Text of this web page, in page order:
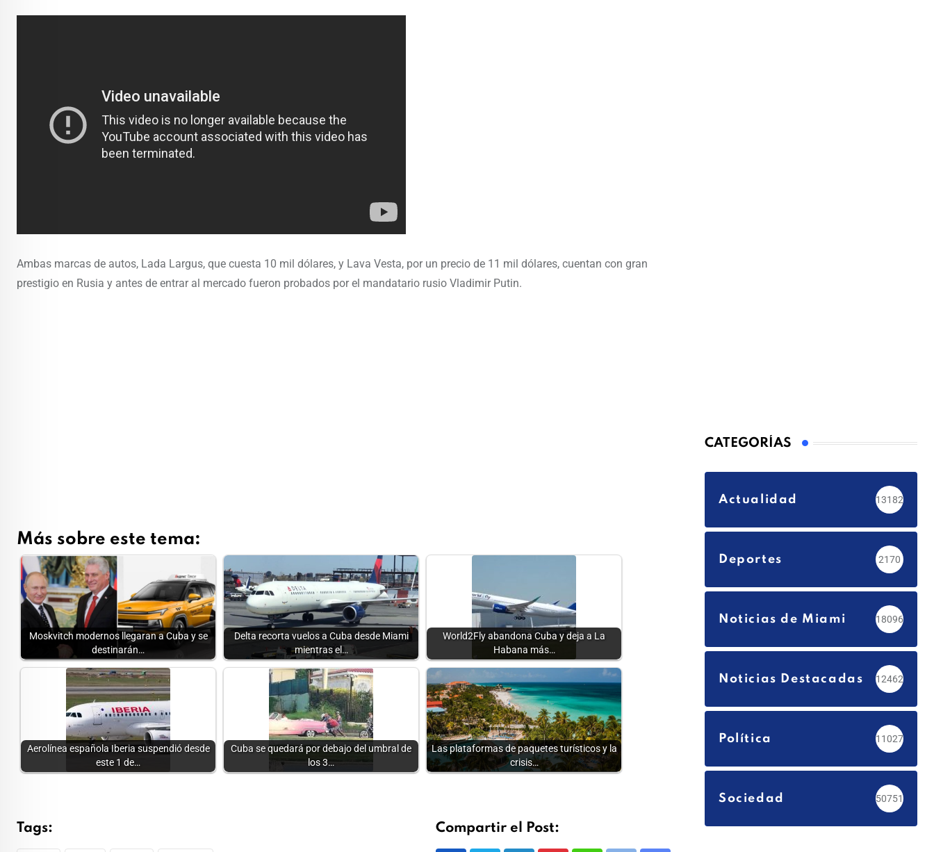
Ambas marcas de autos, Lada Largus, que cuesta 10 mil dólares, y Lava Vesta, por un precio de 11 mil dólares, cuentan con gran
prestigio en Rusia y antes de entrar al mercado fueron probados por el mandatario rusio Vladimir Putin.
Más sobre este tema:
Moskvitch modernos llegaran a Cuba y se
destinarán…
Delta recorta vuelos a Cuba desde Miami
mientras el…
World2Fly abandona Cuba y deja a La
Habana más…
Aerolínea española Iberia suspendió desde
este 1 de…
Cuba se quedará por debajo del umbral de
los 3…
Las plataformas de paquetes turísticos y la
crisis…
Tags: Compartir el Post:
CATEGORÍAS
Actualidad 13182
Deportes 2170
Noticias de Miami 18096
Noticias Destacadas 12462
Política 11027
Sociedad 50751